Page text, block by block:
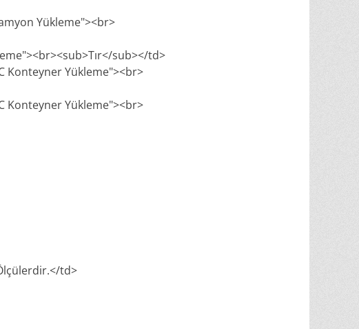
Yükleme"><br>
sub></td>
Konteyner Yükleme"><br>
Konteyner Yükleme"><br>
td>